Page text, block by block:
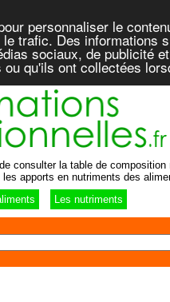
personnaliser le
trafic. Des informations
sociaux, de publicité
ou qu'ils ont collectées
consulter la table de
apports en nutriments des
Les nutriments